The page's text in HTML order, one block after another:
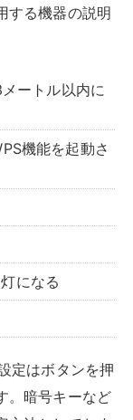
ートする
ないなと感じる
ートしてみる
バージョンで
もあります。
線によっても
回線の乗り換え
す際には、ネッ